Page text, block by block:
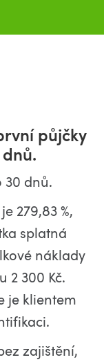
půjčky
30 dnů.
279,83 %,
splatná
náklady
2 300 Kč.
je klientem
zajištění,